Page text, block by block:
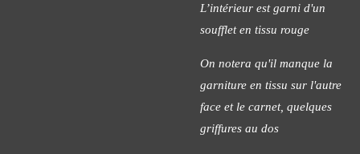
L’intérieur est garni d'un
soufflet en tissu rouge
On notera qu'il manque la
garniture en tissu sur l'autre
face et le carnet, quelques
griffures au dos